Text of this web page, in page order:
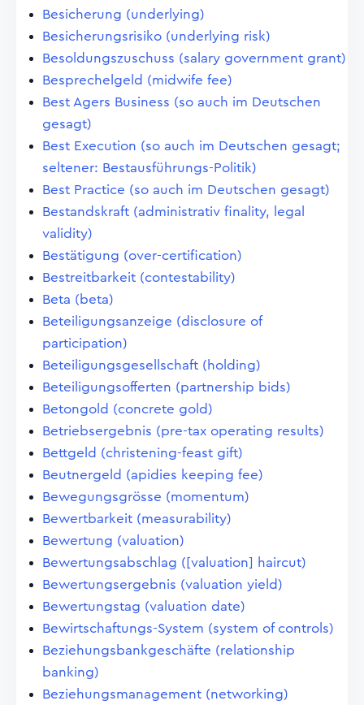
Besicherung (underlying)
Besicherungsrisiko (underlying risk)
Besoldungszuschuss (salary government grant)
Besprechelgeld (midwife fee)
Best Agers Business (so auch im Deutschen
gesagt)
Best Execution (so auch im Deutschen gesagt;
seltener: Bestausführungs-Politik)
Best Practice (so auch im Deutschen gesagt)
Bestandskraft (administrativ finality, legal
validity)
Bestätigung (over-certification)
Bestreitbarkeit (contestability)
Beta (beta)
Beteiligungsanzeige (disclosure of
participation)
Beteiligungsgesellschaft (holding)
Beteiligungsofferten (partnership bids)
Betongold (concrete gold)
Betriebsergebnis (pre-tax operating results)
Bettgeld (christening-feast gift)
Beutnergeld (apidies keeping fee)
Bewegungsgrösse (momentum)
Bewertbarkeit (measurability)
Bewertung (valuation)
Bewertungsabschlag ([valuation] haircut)
Bewertungsergebnis (valuation yield)
Bewertungstag (valuation date)
Bewirtschaftungs-System (system of controls)
Beziehungsbankgeschäfte (relationship
banking)
Beziehungsmanagement (networking)